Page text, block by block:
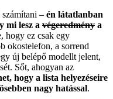
– én látatlanban
mi lesz a végeredmény a
hogy ez csak egy
okostelefon, a sorrend
új belépő modellt jelent,
Sőt, ahogyan az
hogy a lista helyezéseire
nagy hatással.